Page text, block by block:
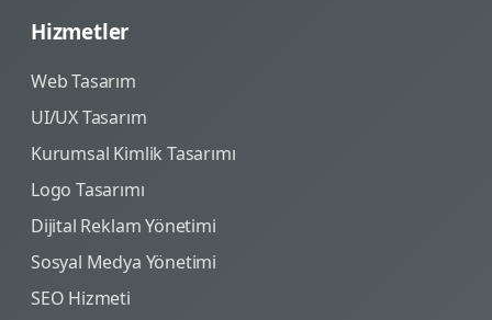
Hizmetler
Web Tasarım
UI/UX Tasarım
Kurumsal Kimlik Tasarımı
Logo Tasarımı
Dijital Reklam Yönetimi
Sosyal Medya Yönetimi
SEO Hizmeti